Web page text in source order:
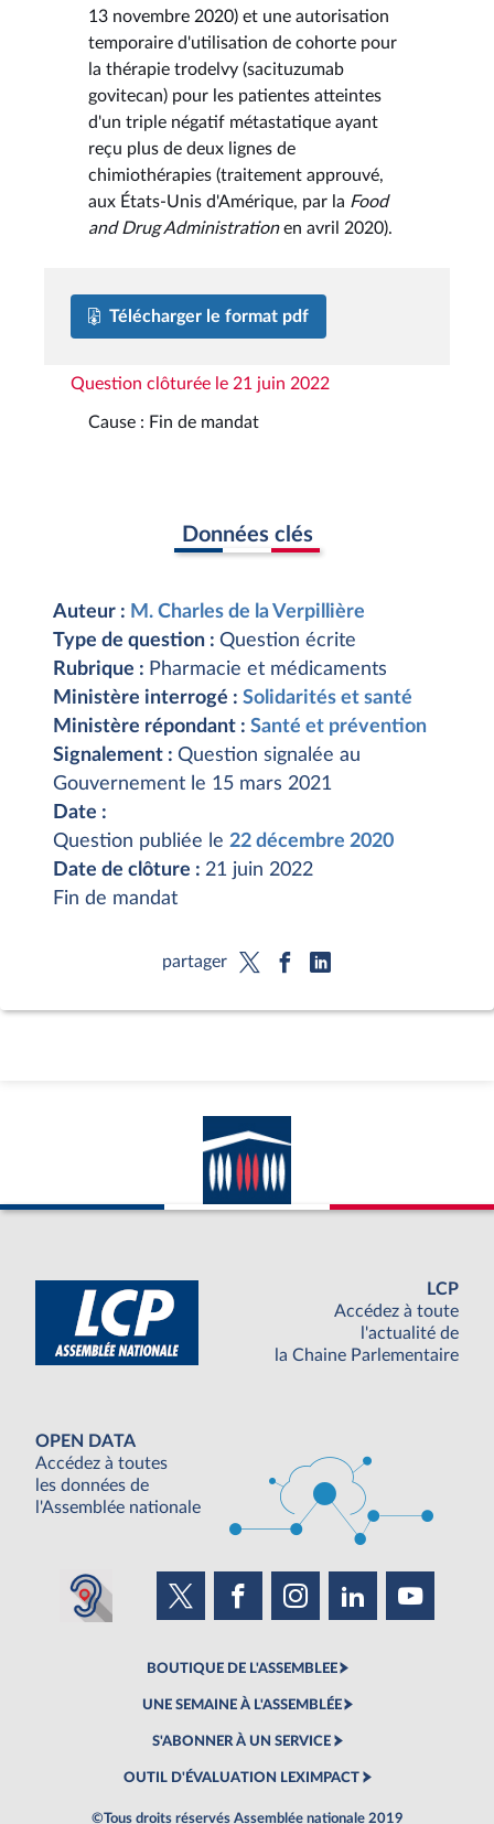
13 novembre 2020) et une autorisation
temporaire d'utilisation de cohorte pour
la thérapie trodelvy (sacituzumab
govitecan) pour les patientes atteintes
d'un triple négatif métastatique ayant
reçu plus de deux lignes de
chimiothérapies (traitement approuvé,
aux États-Unis d'Amérique, par la Food
and Drug Administrationen avril 2020).
Télécharger le format pdf
Question clôturée le 21 juin 2022
Cause : Fin de mandat
Données clés
Auteur : M. Charles de la Verpillière
Type de question : Question écrite
Rubrique : Pharmacie et médicaments
Ministère interrogé : Solidarités et santé
Ministère répondant : Santé et prévention
Signalement : Question signalée au
Gouvernement le 15 mars 2021
Date :
Question publiée le 22 décembre 2020
Date de clôture : 21 juin 2022
Fin de mandat
partager
LCP
Accédez à toute
l'actualité de
la Chaine Parlementaire
OPEN DATA
Accédez à toutes
les données de
l'Assemblée nationale
BOUTIQUE DE L'ASSEMBLEE
UNE SEMAINE À L'ASSEMBLÉE
S'ABONNER À UN SERVICE
OUTIL D'ÉVALUATION LEXIMPACT
©Tous droits réservés Assemblée nationale 2019